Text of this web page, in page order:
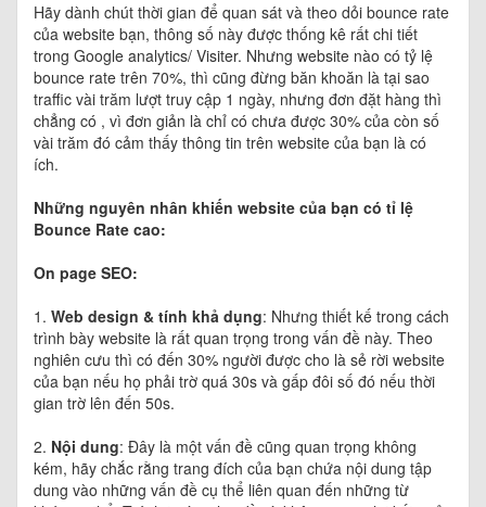
Hãy dành chút thời gian để quan sát và theo dỏi bounce rate
của website bạn, thông số này được thống kê rất chi tiết
trong Google analytics/ Visiter. Nhưng website nào có tỷ lệ
bounce rate trên 70%, thì cũng đừng băn khoăn là tại sao
traffic vài trăm lượt truy cập 1 ngày, nhưng đơn đặt hàng thì
chẳng có , vì đơn giản là chỉ có chưa được 30% của còn số
vài trăm đó cảm thấy thông tin trên website của bạn là có
ích.
Những nguyên nhân khiến website của bạn có tỉ lệ
Bounce Rate cao:
On page SEO:
1. Web design & tính khả dụng: Nhưng thiết kế trong cách
trình bày website là rất quan trọng trong vấn đề này. Theo
nghiên cưu thì có đến 30% người được cho là sẻ rời website
của bạn nếu họ phải trờ quá 30s và gấp đôi số đó nếu thời
gian trờ lên đến 50s.
2. Nội dung: Đây là một vấn đề cũng quan trọng không
kém, hãy chắc rằng trang đích của bạn chứa nội dung tập
dung vào những vấn đề cụ thể liên quan đến những từ